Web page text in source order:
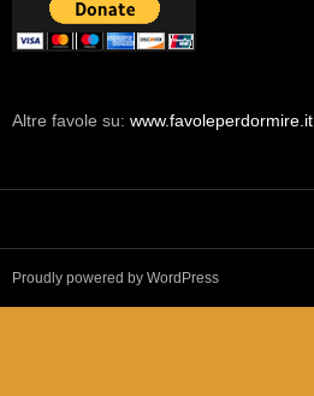
Altre favole su: www.favoleperdormire.it
Proudly powered by WordPress